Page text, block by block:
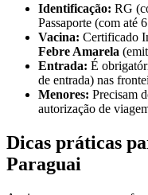
Identificação: RG
Passaporte (com até
Vacina: Certificado
Febre Amarela
Entrada: É
de entrada) nas
Menores: Precisam
autorização de
Dicas práticas
Paraguai